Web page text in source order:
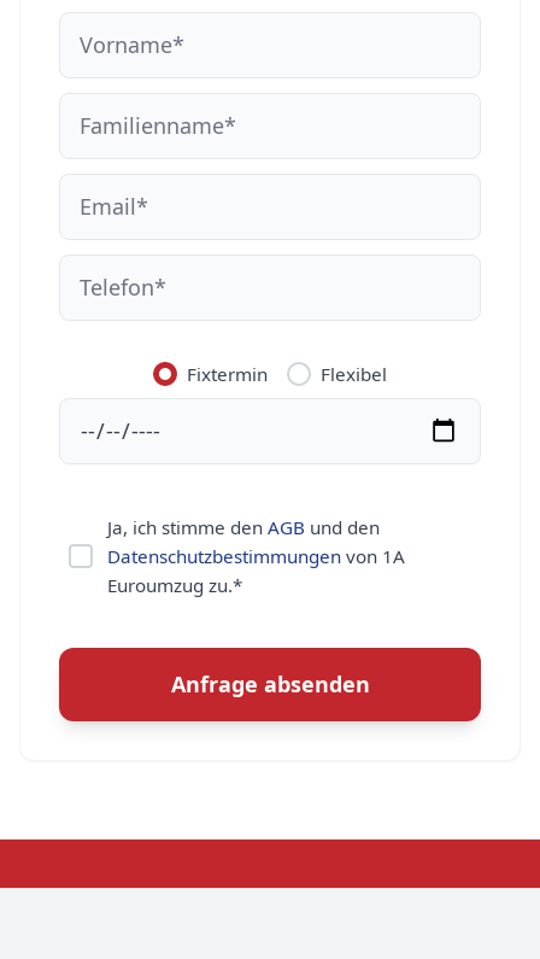
Fixtermin Flexibel
Ja, ich stimme den AGB und den
Datenschutzbestimmungen von 1A
Euroumzug zu.*